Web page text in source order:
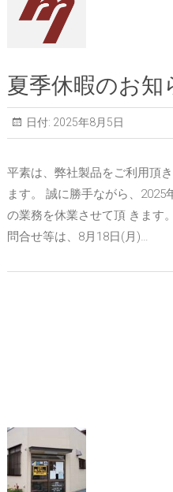
夏季休暇のお知
日付: 2025年8月5日
平素は、弊社製品をご利用頂
ます。 誠に勝手ながら、2025
の業務を休業させて頂 きます
問合せ等は、8月18日(月)…